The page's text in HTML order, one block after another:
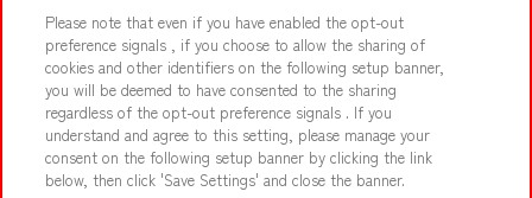
カスタマーハラスメント対応方針 よくあるご質問・お問い合わせ
©Bandai Namco Amusement Inc.
Please note that even if you have enabled the opt-out
preference signals , if you choose to allow the sharing of
cookies and other identifiers on the following setup banner,
you will be deemed to have consented to the sharing
regardless of the opt-out preference signals . If you
understand and agree to this setting, please manage your
consent on the following setup banner by clicking the link
below, then click 'Save Settings' and close the banner.